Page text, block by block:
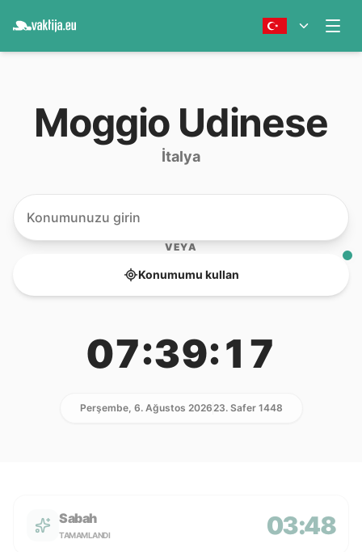
Moggio Udinese
İtalya
VEYA
Konumumu kullan
07:39:17
Perşembe, 6. Ağustos 202623. Safer 1448
Sabah
TAMAMLANDI 03:48